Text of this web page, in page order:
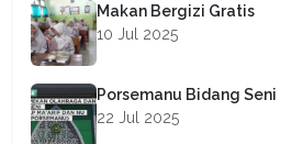
Makan Bergizi Gratis
10 Jul 2025
Porsemanu Bidang Seni
22 Jul 2025